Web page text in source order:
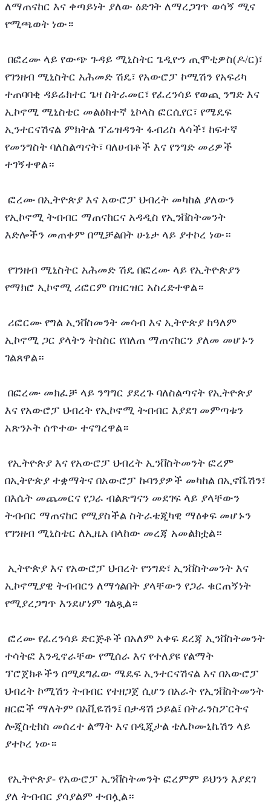
ለማጠናከር እና ቀጣይነት ያለው ዕድገት ለማረጋገጥ ወሳኝ ሚና
የሚጫወት ነው።
የገንዘብ ሚኒስትር አሕመድ ሽዴ፣ የአውሮፓ ኮሚሽን የአፍሪካ
ተጠባባቂ ዳይሬክተር ጌዛ ስትራመር፣ የፈረንሳይ የወጪ ንግድ እና
ኢኮኖሚ ሚኒስቴር መልዕክተኛ ኒኮላስ ፎርሲየር፣ የሜዴፍ
ኢንተርናሽናል ምክትል ፕሬዝዳንት ፋብሪስ ላሳች፣ ከፍተኛ
የመንግስት ባለስልጣናት፣ ባለሀብቶች እና የንግድ መሪዎች
ተገኝተዋል።
የኢኮኖሚ ትብብር ማጠናከርና አዳዲስ የኢንቨስትመንት
እድሎችን መጠቀም በሚቻልበት ሁኔታ ላይ ያተኮረ ነው።
የማክሮ ኢኮኖሚ ሪፎርም በዝርዝር አስረድተዋል።
ኢኮኖሚ ጋር ያላትን ትስስር የበለጠ ማጠናከርን ያለመ መሆኑን
ገልጸዋል።
እና የአውሮፓ ህብረት የኢኮኖሚ ትብብር እያደገ መምጣቱን
አጽንኦት ሰጥተው ተናግረዋል።
በኢትዮጵያ ተቋማትና በአውሮፓ ኩባንያዎች መካከል በኢኖቬሽን፣
በእሴት መጨመርና የጋራ ብልጽግናን መደገፍ ላይ ያላቸውን
ትብብር ማጠናከር የሚያስችል ስትራቴጂካዊ ማዕቀፍ መሆኑን
የገንዘብ ሚኒስቴር ለኢዜአ በላከው መረጃ አመልክቷል።
ኢኮኖሚያዊ ትብብርን ለማጎልበት ያላቸውን የጋራ ቁርጠኝነት
የሚያረጋግጥ እንደሆነም ገልጿል።
ተሳትፎ እንዲኖራቸው የሚሰራ እና የተለያዩ የልማት
ፕሮጀክቶችን በሚደግፈው ሜዴፍ ኢንተርናሽናል እና በአውሮፓ
ህብረት ኮሚሽን ትብብር የተዘጋጀ ሲሆን በአራት የኢንቨስትመንት
ዘርፎች ማለትም በአቪዬሽን፤ በታዳሽ ኃይል፤ በትራንስፖርትና
ሎጂስቲክስ መሰረተ ልማት እና በዲጂታል ቴሌኮሙኒኬሽን ላይ
ያተኮረ ነው።
ያለ ትብብር ያሳያልም ተብሏል።